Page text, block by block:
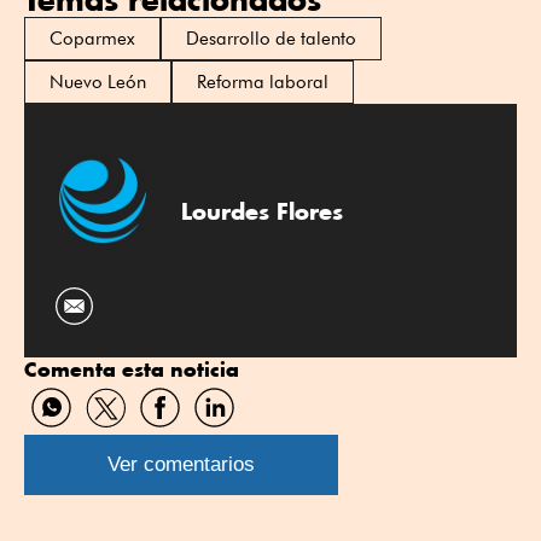
Coparmex
Desarrollo de talento
Nuevo León
Reforma laboral
Lourdes Flores
Comenta esta noticia
Compartir
por
WhatsApp
Compartir
por
Twitter
Compartir
por
Facebook
Compartir
por
Linkedin
Ver comentarios